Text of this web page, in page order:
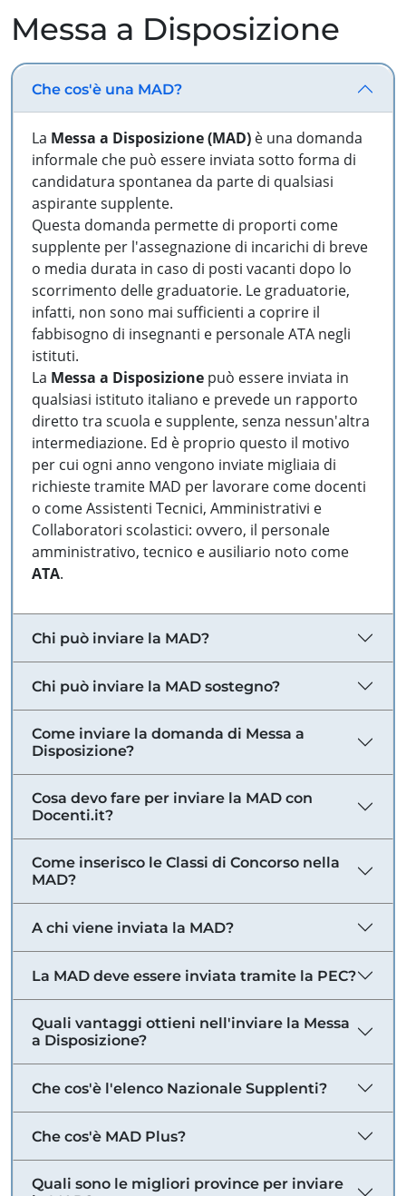
Messa a Disposizione
Che cos'è una MAD?
La Messa a Disposizione (MAD) è una domanda
informale che può essere inviata sotto forma di
candidatura spontanea da parte di qualsiasi
aspirante supplente.
Questa domanda permette di proporti come
supplente per l'assegnazione di incarichi di breve
o media durata in caso di posti vacanti dopo lo
scorrimento delle graduatorie. Le graduatorie,
infatti, non sono mai sufficienti a coprire il
fabbisogno di insegnanti e personale ATA negli
istituti.
La Messa a Disposizione può essere inviata in
qualsiasi istituto italiano e prevede un rapporto
diretto tra scuola e supplente, senza nessun'altra
intermediazione. Ed è proprio questo il motivo
per cui ogni anno vengono inviate migliaia di
richieste tramite MAD per lavorare come docenti
o come Assistenti Tecnici, Amministrativi e
Collaboratori scolastici: ovvero, il personale
amministrativo, tecnico e ausiliario noto come
ATA.
Chi può inviare la MAD?
Chi può inviare la MAD sostegno?
Come inviare la domanda di Messa a
Disposizione?
Cosa devo fare per inviare la MAD con
Docenti.it?
Come inserisco le Classi di Concorso nella
MAD?
A chi viene inviata la MAD?
La MAD deve essere inviata tramite la PEC?
Quali vantaggi ottieni nell'inviare la Messa
a Disposizione?
Che cos'è l'elenco Nazionale Supplenti?
Che cos'è MAD Plus?
Quali sono le migliori province per inviare